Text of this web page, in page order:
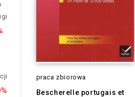
praca zbiorowa
Bescherelle portugais et